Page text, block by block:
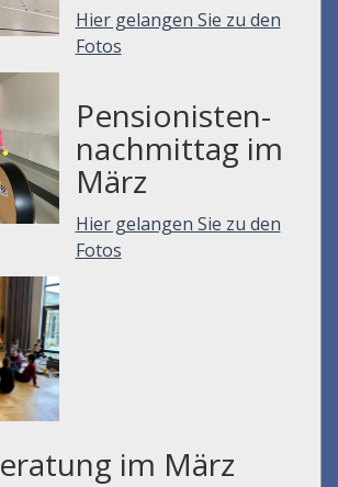
Hier gelangen Sie zu den
Fotos
Pensionisten-
nachmittag im
März
Hier gelangen Sie zu den
Fotos
im März